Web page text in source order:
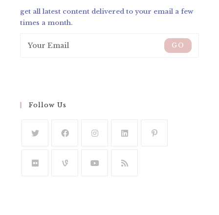
get all latest content delivered to your email a few
times a month.
GO
Follow Us